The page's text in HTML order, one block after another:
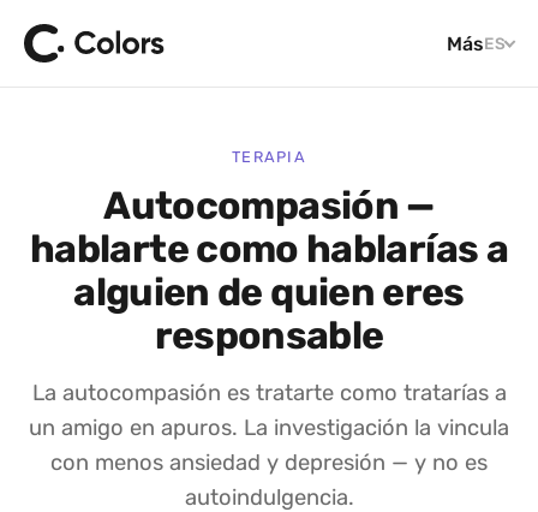
MásES
TERAPIA
Autocompasión —
hablarte como hablarías a
alguien de quien eres
responsable
La autocompasión es tratarte como tratarías a
un amigo en apuros. La investigación la vincula
con menos ansiedad y depresión — y no es
autoindulgencia.